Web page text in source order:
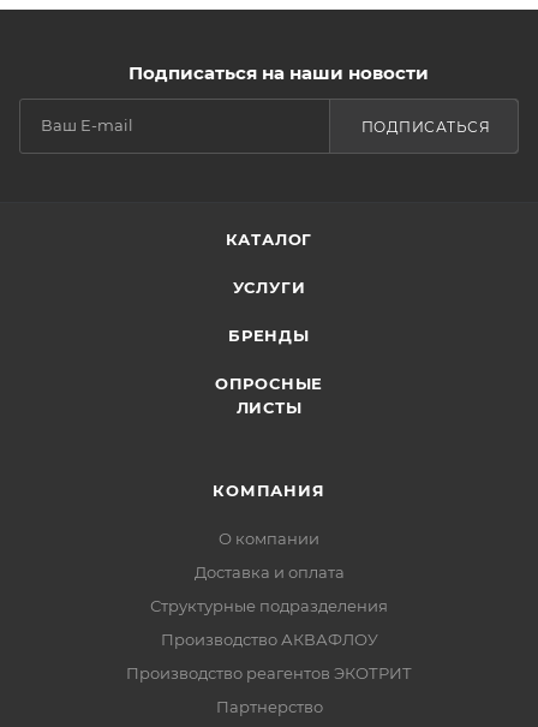
Подписаться на наши новости
ПОДПИСАТЬСЯ
КАТАЛОГ
УСЛУГИ
БРЕНДЫ
ОПРОСНЫЕ
ЛИСТЫ
КОМПАНИЯ
О компании
Доставка и оплата
Структурные подразделения
Производство АКВАФЛОУ
Производство реагентов ЭКОТРИТ
Партнерство